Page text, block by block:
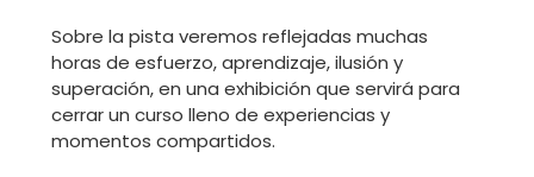
Sobre la pista veremos reflejadas muchas
horas de esfuerzo, aprendizaje, ilusión y
superación, en una exhibición que servirá para
cerrar un curso lleno de experiencias y
momentos compartidos.